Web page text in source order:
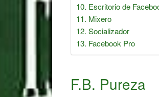
Escritorio de
Mixero
Socializador
Facebook Pro
F.B. Pureza